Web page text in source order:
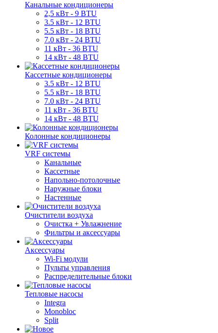
Канальные кондиционеры
2,5 кВт - 9 BTU
3.5 кВт - 12 BTU
5.5 кВт - 18 BTU
7.0 кВт - 24 BTU
11 кВт - 36 BTU
14 кВт - 48 BTU
Кассетные кондиционеры
3.5 кВт - 12 BTU
5.5 кВт - 18 BTU
7.0 кВт - 24 BTU
11 кВт - 36 BTU
14 кВт - 48 BTU
Колонные кондиционеры
VRF системы
Канальные
Кассетные
Напольно-потолочные
Наружные блоки
Настенные
Очистители воздуха
Очистка + Увлажнение
Фильтры и аксессуары
Аксессуары
Wi-Fi модули
Пульты управления
Распределительные блоки
Тепловые насосы
Integra
Monobloc
Split